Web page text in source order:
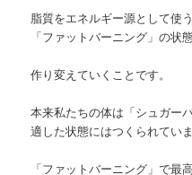
脂質をエネルギー源として使う
「ファットバーニング」の状
作り変えていくことです。
本来私たちの体は「シュガー
適した状態にはつくられていま
「ファットバーニング」で最